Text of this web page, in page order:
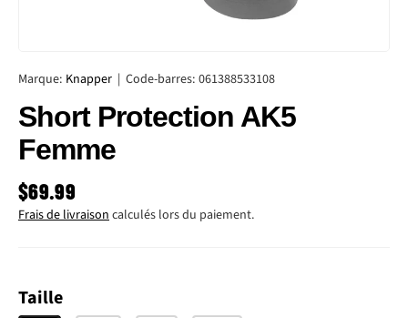
Marque: Knapper | Code-barres: 061388533108
Short Protection AK5
Femme
PRIX HABITUEL
$69.99
Frais de livraisoncalculés lors du paiement.
Taille